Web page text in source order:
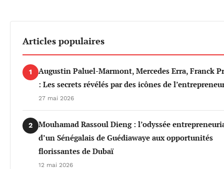
Articles populaires
1
Augustin Paluel-Marmont, Mercedes Erra, Franck
: Les secrets révélés par des icônes de
27 mai 2026
2
Mouhamad Rassoul Dieng : l’odyssée
d’un Sénégalais de Guédiawaye aux opportunités
florissantes de Dubaï
12 mai 2026